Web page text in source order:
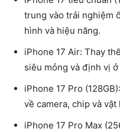
trung vào trải nghiệm
hình và hiệu năng.
iPhone 17 Air: Thay
siêu mỏng và định vị
iPhone 17 Pro (128GB)
về camera, chip và vật
iPhone 17 Pro Max